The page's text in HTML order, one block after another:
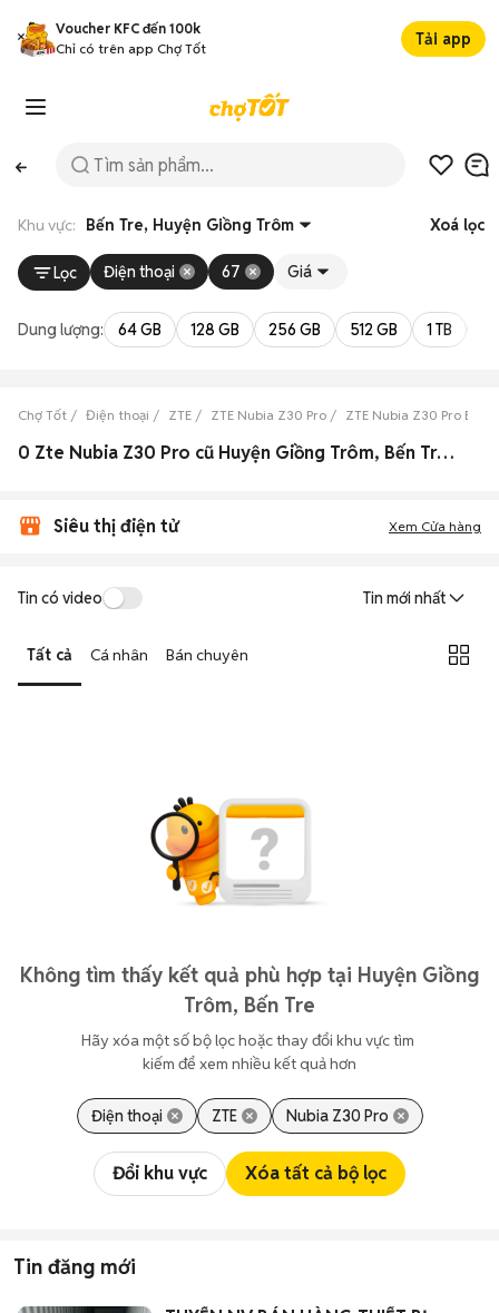
Voucher KFC đến 100k
Chỉ có trên app Chợ Tốt
Tải app
Khu vực: Bến Tre, Huyện Giồng Trôm Xoá lọc
Lọc Điện thoại 67 Giá
Dung lượng: 64 GB 128 GB 256 GB 512 GB 1 TB
Chợ Tốt Điện thoại ZTE ZTE Nubia Z30 Pro ZTE Nubia Z30 Pro Bến
0 Zte Nubia Z30 Pro cũ Huyện Giồng Trôm, Bến Tre đẹp
Siêu thị điện tử Xem Cửa hàng
Tin có video Tin mới nhất
Tất cả Cá nhân Bán chuyên
Không tìm thấy kết quả phù hợp tại Huyện Giồng
Trôm, Bến Tre
Hãy xóa một số bộ lọc hoặc thay đổi khu vực tìm
kiếm để xem nhiều kết quả hơn
Điện thoại ZTE Nubia Z30 Pro
Đổi khu vực Xóa tất cả bộ lọc
Tin đăng mới